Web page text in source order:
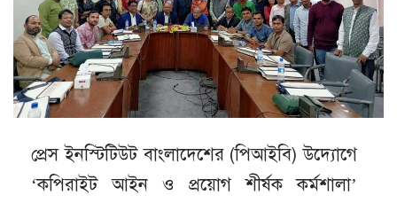
প্রেস ইনস্টিটিউট বাংলাদেশের (পিআইবি) উদ্যোগে
‘কপিরাইট আইন ও প্রয়োগ শীর্ষক কর্মশালা’